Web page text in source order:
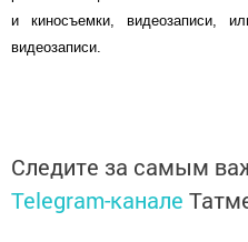
и киносъемки, видеозаписи,
видеозаписи.
Следите за самым
Telegram-канале